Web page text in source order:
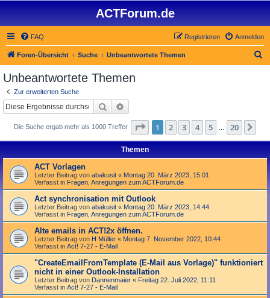
ACTForum.de
FAQ Anmelden
Registrieren
Foren-Übersicht Suche Unbeantwortete Themen
Unbeantwortete Themen
Zur erweiterten Suche
Suche
Die Suche ergab mehr als 1000 Treffer Seite 1von 20
1 2 3 4 5 20
Themen
ACT Vorlagen
Letzter Beitrag von abakusit « Montag 20. März 2023, 15:01
Verfasst in Fragen, Anregungen zum ACTForum.de
Act synchronisation mit Outlook
Letzter Beitrag von abakusit « Montag 20. März 2023, 14:44
Verfasst in Fragen, Anregungen zum ACTForum.de
Alte emails in ACT!2x öffnen.
Letzter Beitrag von H Müller « Montag 7. November 2022, 10:44
Verfasst in Act! 7-27 - E-Mail
"Create­Email­From­Template (E-Mail aus Vorlage)" funktioniert
nicht in einer Outlook-Installation
Letzter Beitrag von Dannenmaier « Freitag 22. Juli 2022, 11:11
Verfasst in Act! 7-27 - E-Mail